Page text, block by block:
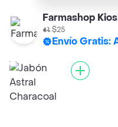
Farmashop
$25
Envío Gratis: